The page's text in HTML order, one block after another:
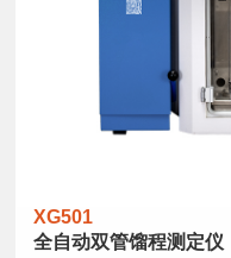
XG501
全自动双管馏程测定仪